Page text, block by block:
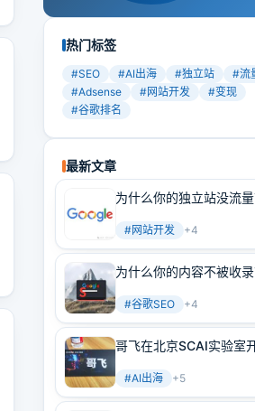
热门标签
#SEO #AI出海 #独立站 #流
#Adsense #网站开发 #变现
#谷歌排名
最新文章
为什么你的独立站没流
#网站开发 +4
为什么你的内容不被收
方法
#谷歌SEO +4
哥飞在北京SCAI实验室
#AI出海 +5